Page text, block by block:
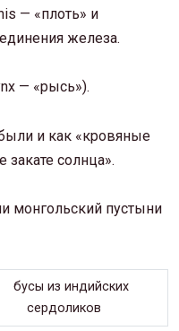
— «плоть» и
железа.
— «рысь»).
и как «кровяные
солнца».
монгольский пустыни